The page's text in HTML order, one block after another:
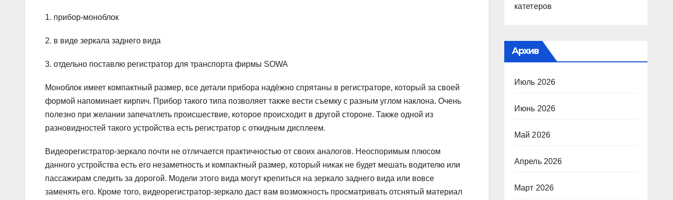
1. прибор-моноблок
2. в виде зеркала заднего вида
3. отдельно поставлю регистратор для транспорта фирмы SOWA
Моноблок имеет компактный размер, все детали прибора надёжно спрятаны в регистраторе, который за своей
формой напоминает кирпич. Прибор такого типа позволяет также вести съемку с разным углом наклона. Очень
полезно при желании запечатлеть происшествие, которое происходит в другой стороне. Также одной из
разновидностей такого устройства есть регистратор с откидным дисплеем.
Видеорегистратор-зеркало почти не отличается практичностью от своих аналогов. Неоспоримым плюсом
данного устройства есть его незаметность и компактный размер, который никак не будет мешать водителю или
пассажирам следить за дорогой. Модели этого вида могут крепиться на зеркало заднего вида или вовсе
заменять его. Кроме того, видеорегистратор-зеркало даст вам возможность просматривать отснятый материал
катетеров
Архив
Июль 2026
Июнь 2026
Май 2026
Апрель 2026
Март 2026